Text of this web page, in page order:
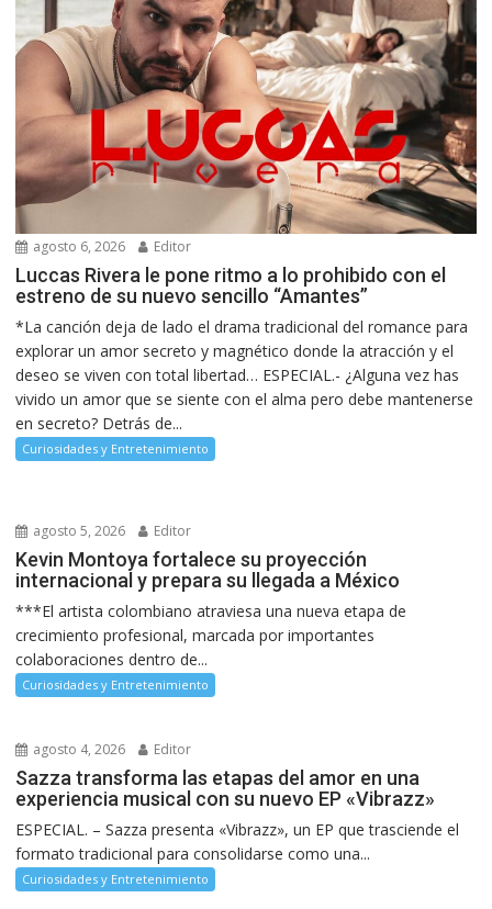
agosto 6, 2026 Editor
Luccas Rivera le pone ritmo a lo prohibido con el
estreno de su nuevo sencillo “Amantes”
*La canción deja de lado el drama tradicional del romance para
explorar un amor secreto y magnético donde la atracción y el
deseo se viven con total libertad… ESPECIAL.- ¿Alguna vez has
vivido un amor que se siente con el alma pero debe mantenerse
en secreto? Detrás de...
Curiosidades y Entretenimiento
agosto 5, 2026 Editor
Kevin Montoya fortalece su proyección
internacional y prepara su llegada a México
***El artista colombiano atraviesa una nueva etapa de
crecimiento profesional, marcada por importantes
colaboraciones dentro de...
Curiosidades y Entretenimiento
agosto 4, 2026 Editor
Sazza transforma las etapas del amor en una
experiencia musical con su nuevo EP «Vibrazz»
ESPECIAL. – Sazza presenta «Vibrazz», un EP que trasciende el
formato tradicional para consolidarse como una...
Curiosidades y Entretenimiento